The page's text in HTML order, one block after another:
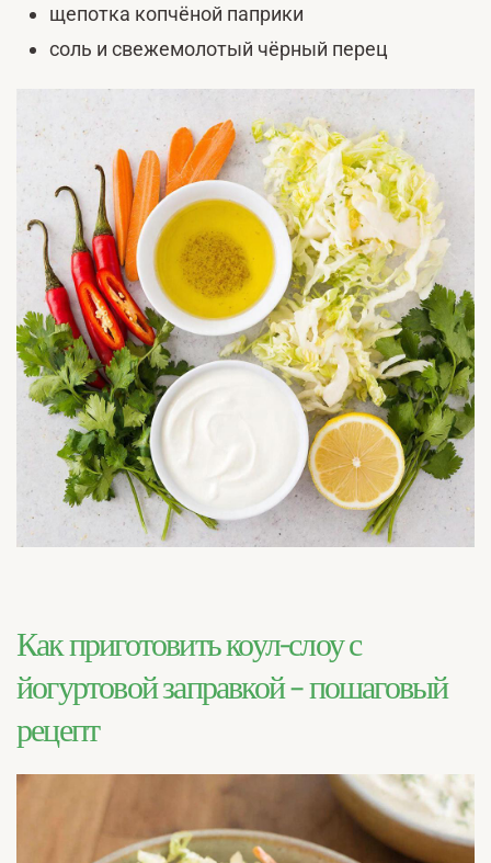
щепотка копчёной паприки
соль и свежемолотый чёрный перец
Как приготовить коул-слоу с
йогуртовой заправкой – пошаговый
рецепт